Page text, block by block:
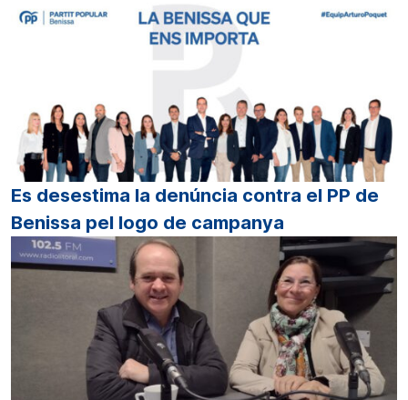
Es desestima la denúncia contra el PP de
Benissa pel logo de campanya